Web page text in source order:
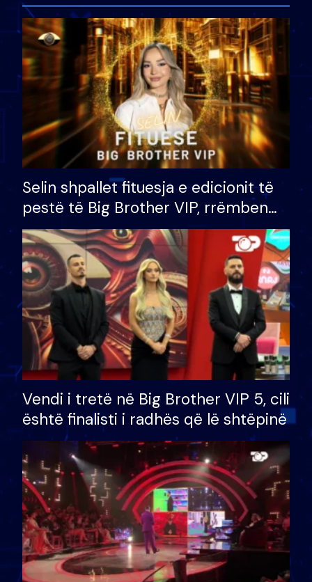
Selin shpallet fituesja e edicionit të
pestë të Big Brother VIP, rrëmben
çmimin e madh prej 100 mijë eurosh
Vendi i tretë në Big Brother VIP 5, cili
është finalisti i radhës që lë shtëpinë